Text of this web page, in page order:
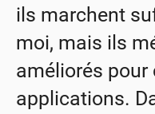
ils marchent
moi, mais ils
améliorés pour
applications.